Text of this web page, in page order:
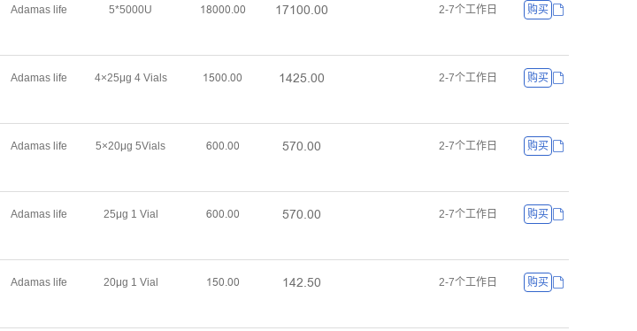
Adamas life 5*5000U ȜȤŏŏŏŕŏŏ ȜǅȜŏŏŕŏŏ 2-7个工作日 购买
Adamas life 4×25μg 4 Vials ȜŪŏŏŕŏŏ ȜȦĤŪŕŏŏ 2-7个工作日 购买
Adamas life 5×20μg 5Vials Īŏŏŕŏŏ Ūǅŏŕŏŏ 2-7个工作日 购买
Adamas life 25μg 1 Vial Īŏŏŕŏŏ Ūǅŏŕŏŏ 2-7个工作日 购买
Adamas life 20μg 1 Vial ȜŪŏŕŏŏ ȜȦĤŕŪŏ 2-7个工作日 购买